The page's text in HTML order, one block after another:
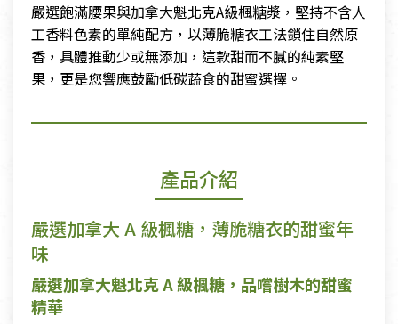
嚴選飽滿腰果與加拿大魁北克A級楓糖漿，堅持不含人
工香料色素的單純配方，以薄脆糖衣工法鎖住自然原
香，具體推動少或無添加，這款甜而不膩的純素堅
果，更是您響應鼓勵低碳蔬食的甜蜜選擇。
產品介紹
嚴選加拿大 A 級楓糖，薄脆糖衣的甜蜜年
味
嚴選加拿大魁北克 A 級楓糖，品嚐樹木的甜蜜
精華